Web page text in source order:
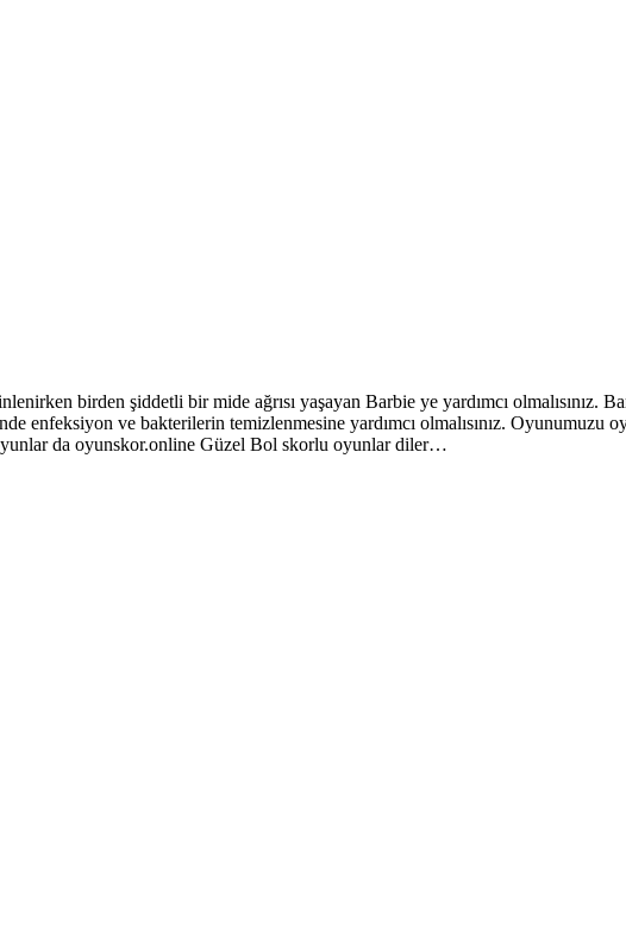
birden şiddetli bir mide ağrısı yaşayan Barbie ye yardımcı olmalısınız.
enfeksiyon ve bakterilerin temizlenmesine yardımcı olmalısınız.
da oyunskor.online Güzel Bol skorlu oyunlar diler…